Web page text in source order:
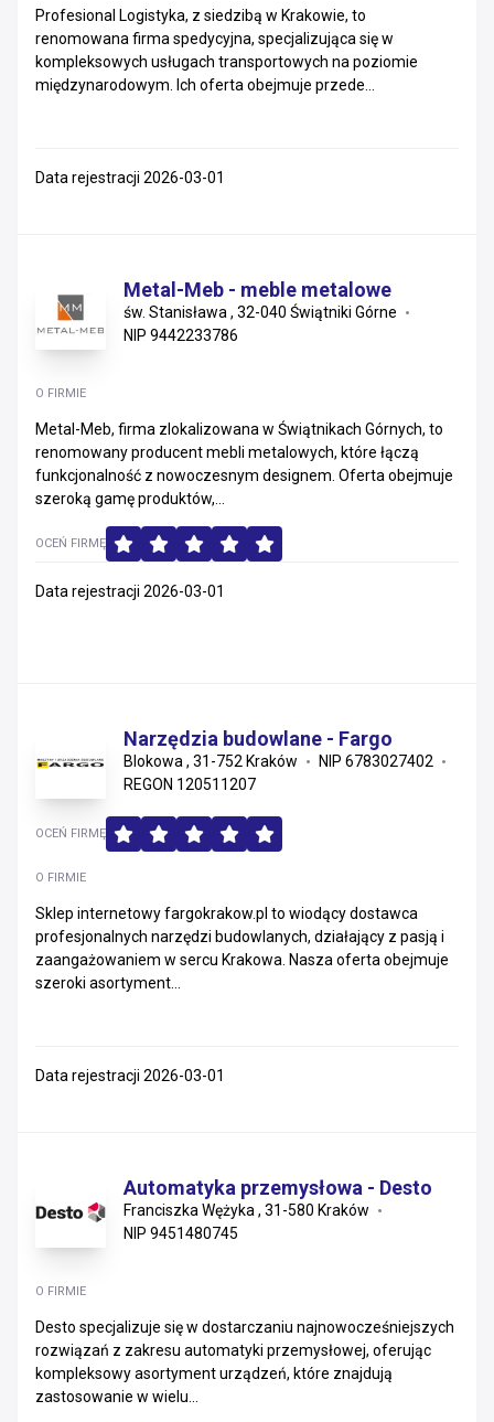
Profesional Logistyka, z siedzibą w Krakowie, to
renomowana firma spedycyjna, specjalizująca się w
kompleksowych usługach transportowych na poziomie
międzynarodowym. Ich oferta obejmuje przede...
Data rejestracji 2026-03-01
Metal-Meb - meble metalowe
św. Stanisława , 32-040 Świątniki Górne
NIP 9442233786
O FIRMIE
Metal-Meb, firma zlokalizowana w Świątnikach Górnych, to
renomowany producent mebli metalowych, które łączą
funkcjonalność z nowoczesnym designem. Oferta obejmuje
szeroką gamę produktów,...
OCEŃ FIRMĘ
Data rejestracji 2026-03-01
Narzędzia budowlane - Fargo
Blokowa , 31-752 Kraków
NIP 6783027402
REGON 120511207
O FIRMIE
Sklep internetowy fargokrakow.pl to wiodący dostawca
profesjonalnych narzędzi budowlanych, działający z pasją i
zaangażowaniem w sercu Krakowa. Nasza oferta obejmuje
szeroki asortyment...
OCEŃ FIRMĘ
Data rejestracji 2026-03-01
Automatyka przemysłowa - Desto
Franciszka Wężyka , 31-580 Kraków
NIP 9451480745
O FIRMIE
Desto specjalizuje się w dostarczaniu najnowocześniejszych
rozwiązań z zakresu automatyki przemysłowej, oferując
kompleksowy asortyment urządzeń, które znajdują
zastosowanie w wielu...